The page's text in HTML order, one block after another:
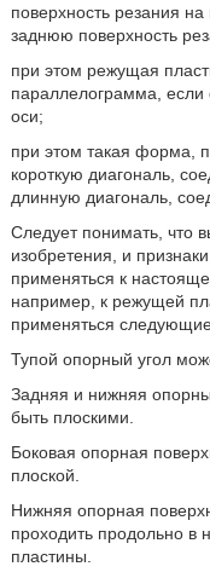
поверхность резания
заднюю поверхность
при этом режущая
параллелограмма, если
оси;
при этом такая форма,
короткую диагональ,
длинную диагональ,
Следует понимать, что
изобретения, и
применяться к
например, к режущей
применяться следующие
Тупой опорный угол
Задняя и нижняя
быть плоскими.
Боковая опорная
плоской.
Нижняя опорная
проходить продольно в
пластины.